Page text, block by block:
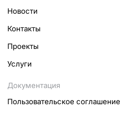
Новости
Контакты
Проекты
Услуги
Документация
Пользовательское соглашение